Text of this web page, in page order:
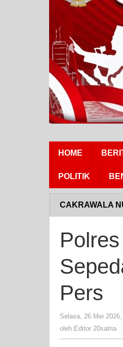
HOME
POLITIK
CAKRAWALA
Pers
Selasa, 26 Mei
oleh Editor 20satria